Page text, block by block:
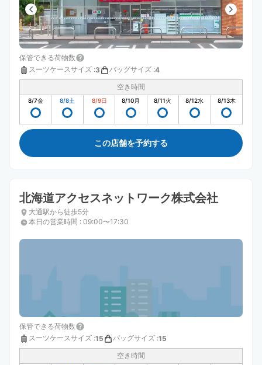
保管できる荷物数
スーツケースサイズ :3 バッグサイズ :4
空き時間
8/7金 8/8土 8/9日 8/10月 8/11火 8/12水 8/13木
この店舗を予約する
北海道アクセスネットワーク株式会社
大通駅から徒歩5分
本日の営業時間 : 09:00〜17:30
保管できる荷物数
スーツケースサイズ :15 バッグサイズ :15
空き時間